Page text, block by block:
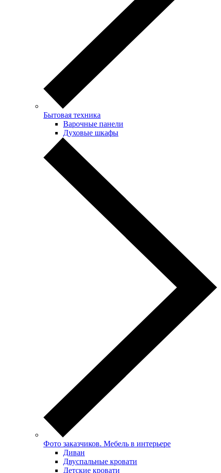
Бытовая техника
Варочные панели
Духовые шкафы
Фото заказчиков. Мебель в интерьере
Диван
Двуспальные кровати
Детские кровати